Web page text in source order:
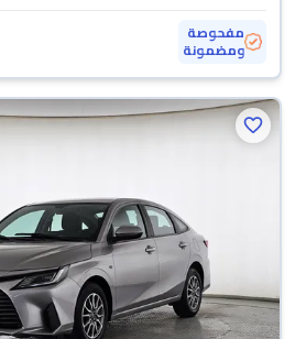
مفحوصة
ومضمونة